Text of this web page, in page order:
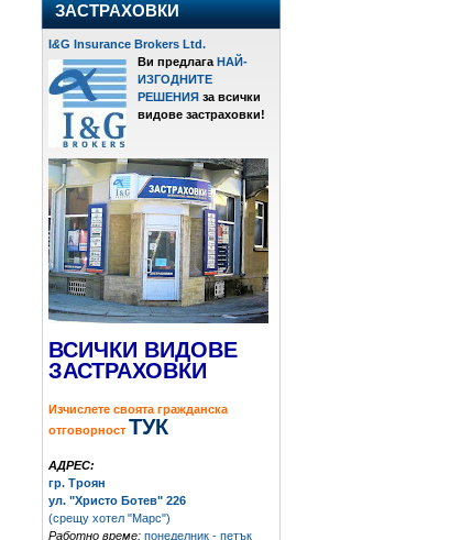
ЗАСТРАХОВКИ
I&G Insurance Brokers Ltd.
Ви предлага НАЙ-
ИЗГОДНИТЕ
РЕШЕНИЯ за всички
видове застраховки!
ВСИЧКИ ВИДОВЕ
ЗАСТРАХОВКИ
Изчислете своята гражданска
отговорност ТУК
АДРЕС:
гр. Троян
ул. "Христо Ботев" 226
(срещу хотел "Марс")
Работно време: понеделник - петък